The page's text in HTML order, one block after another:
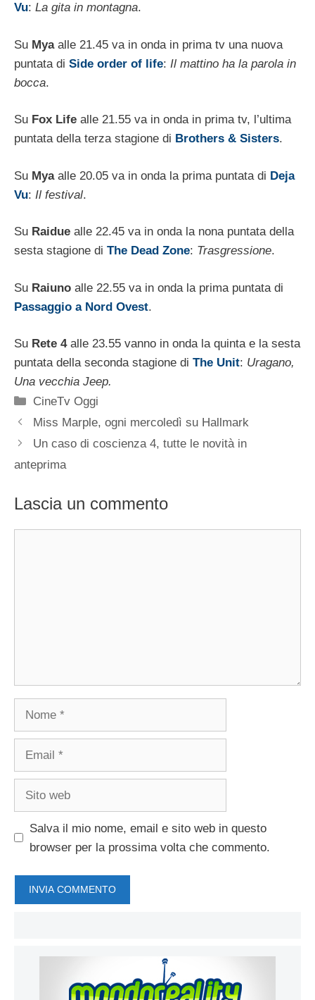
Vu: La gita in montagna.
Su Myaalle 21.45 va in onda in prima tv una nuova
puntata di Side order of life: Il mattino ha la parola in
bocca.
Su Fox Life alle 21.55 va in onda in prima tv, l’ultima
puntata della terza stagione di Brothers & Sisters.
Su Myaalle 20.05 va in onda la prima puntata di Deja
Vu: Il festival.
Su Raidue alle 22.45 va in onda la nona puntata della
sesta stagione di The Dead Zone: Trasgressione.
Su Raiuno alle 22.55 va in onda la prima puntata di
Passaggio a Nord Ovest.
Su Rete 4alle 23.55 vanno in onda la quinta e la sesta
puntata della seconda stagione di The Unit: Uragano,
Una vecchia Jeep.
Categorie
CineTv Oggi
Miss Marple, ogni mercoledì su Hallmark
Un caso di coscienza 4, tutte le novità in
anteprima
Lascia un commento
Salva il mio nome, email e sito web in questo
browser per la prossima volta che commento.